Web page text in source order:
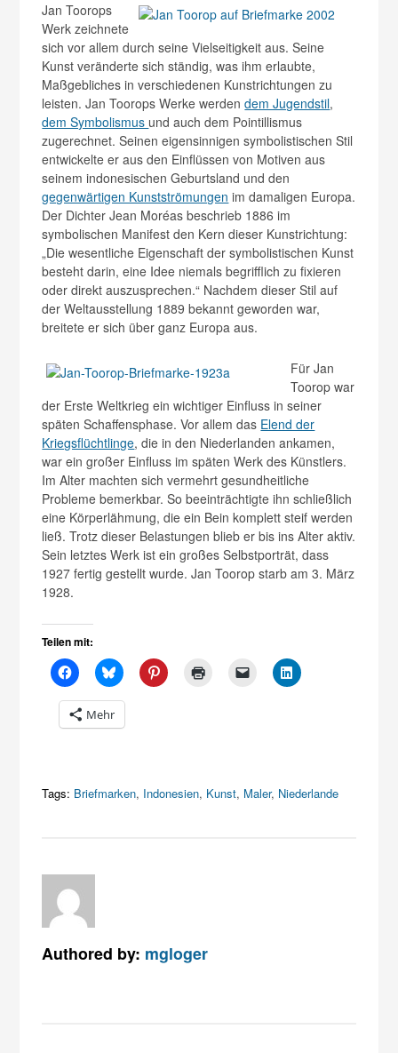
Jan Toorops
Werk zeichnete
sich vor allem durch seine Vielseitigkeit aus. Seine
Kunst veränderte sich ständig, was ihm erlaubte,
Maßgebliches in verschiedenen Kunstrichtungen zu
leisten. Jan Toorops Werke werdendem Jugendstil,
dem Symbolismus und auch dem Pointillismus
zugerechnet. Seinen eigensinnigen symbolistischen Stil
entwickelte er aus den Einflüssen von Motiven aus
seinem indonesischen Geburtsland und den
gegenwärtigen Kunstströmungen im damaligen Europa.
Der Dichter Jean Moréas beschrieb 1886 im
symbolischen Manifest den Kern dieser Kunstrichtung:
„Die wesentliche Eigenschaft der symbolistischen Kunst
besteht darin, eine Idee niemals begrifflich zu fixieren
oder direkt auszusprechen.“ Nachdem dieser Stil auf
der Weltausstellung 1889 bekannt geworden war,
breitete er sich über ganz Europa aus.
Für Jan
Toorop war
der Erste Weltkrieg ein wichtiger Einfluss in seiner
späten Schaffensphase. Vor allem das Elend der
Kriegsflüchtlinge, die in den Niederlanden ankamen,
war ein großer Einfluss im späten Werk des Künstlers.
Im Alter machten sich vermehrt gesundheitliche
Probleme bemerkbar. So beeinträchtigte ihn schließlich
eine Körperlähmung, die ein Bein komplett steif werden
ließ. Trotz dieser Belastungen blieb er bis ins Alter aktiv.
Sein letztes Werk ist ein großes Selbstporträt, dass
1927 fertig gestellt wurde. Jan Toorop starb am 3. März
1928.
Teilen mit:
Mehr
Tags: Briefmarken, Indonesien, Kunst, Maler, Niederlande
Authored by: mgloger